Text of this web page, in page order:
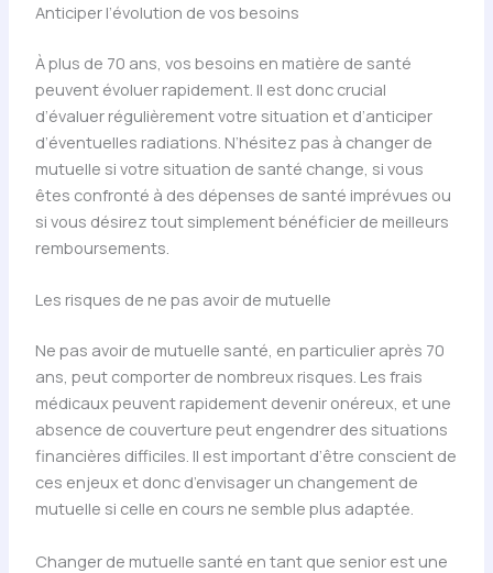
Anticiper l’évolution de vos besoins
À plus de 70 ans, vos besoins en matière de santé
peuvent évoluer rapidement. Il est donc crucial
d’évaluer régulièrement votre situation et d’anticiper
d’éventuelles radiations. N’hésitez pas à changer de
mutuelle si votre situation de santé change, si vous
êtes confronté à des dépenses de santé imprévues ou
si vous désirez tout simplement bénéficier de meilleurs
remboursements.
Les risques de ne pas avoir de mutuelle
Ne pas avoir de mutuelle santé, en particulier après 70
ans, peut comporter de nombreux risques. Les frais
médicaux peuvent rapidement devenir onéreux, et une
absence de couverture peut engendrer des situations
financières difficiles. Il est important d’être conscient de
ces enjeux et donc d’envisager un changement de
mutuelle si celle en cours ne semble plus adaptée.
Changer de mutuelle santé en tant que senior est une